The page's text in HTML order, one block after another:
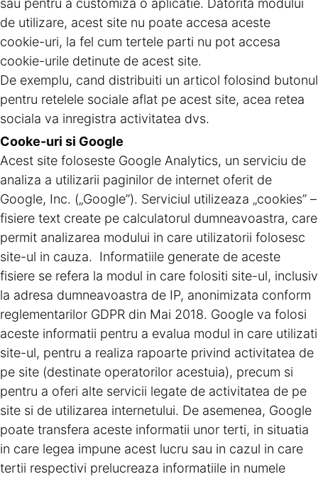
sau pentru a customiza o aplicatie. Datorita modului
de utilizare, acest site nu poate accesa aceste
cookie-uri, la fel cum tertele parti nu pot accesa
cookie-urile detinute de acest site.
De exemplu, cand distribuiti un articol folosind butonul
pentru retelele sociale aflat pe acest site, acea retea
sociala va inregistra activitatea dvs.
Cooke-uri si Google
Acest site foloseste Google Analytics, un serviciu de
analiza a utilizarii paginilor de internet oferit de
Google, Inc. („Google”). Serviciul utilizeaza „cookies” –
fisiere text create pe calculatorul dumneavoastra, care
permit analizarea modului in care utilizatorii folosesc
site-ul in cauza. Informatiile generate de aceste
fisiere se refera la modul in care folositi site-ul, inclusiv
la adresa dumneavoastra de IP, anonimizata conform
reglementarilor GDPR din Mai 2018. Google va folosi
aceste informatii pentru a evalua modul in care utilizati
site-ul, pentru a realiza rapoarte privind activitatea de
pe site (destinate operatorilor acestuia), precum si
pentru a oferi alte servicii legate de activitatea de pe
site si de utilizarea internetului. De asemenea, Google
poate transfera aceste informatii unor terti, in situatia
in care legea impune acest lucru sau in cazul in care
tertii respectivi prelucreaza informatiile in numele